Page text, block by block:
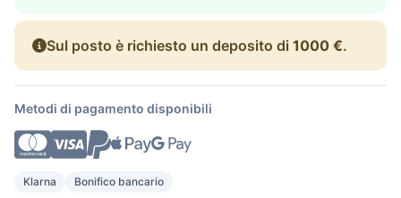
Sul posto è richiesto un deposito di 1000 €.
Metodi di pagamento disponibili
Klarna Bonifico bancario